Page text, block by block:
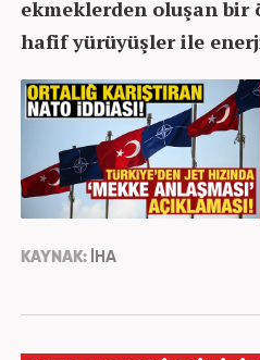
ekmeklerden oluşan
hafif yürüyüşler ile
KAYNAK: İHA